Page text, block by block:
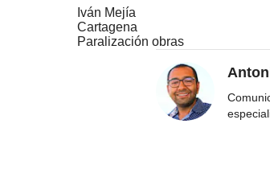
Iván Mejía
Cartagena
Paralización obras